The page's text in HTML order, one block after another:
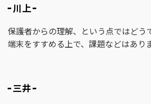
川上
保護者からの理解、という点ではどう
端末をすすめる上で、課題などはあり
三井